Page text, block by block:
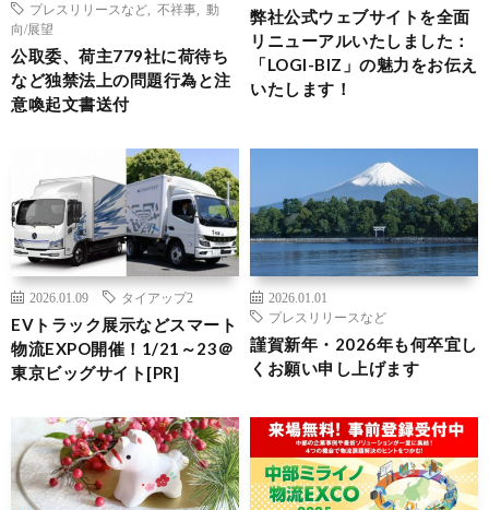
プレスリリースなど
不祥事
動
向/展望
公取委、荷主779社に荷待ち
など独禁法上の問題行為と注
意喚起文書送付
弊社公式ウェブサイトを全面
リニューアルいたしました：
「LOGI-BIZ」の魅力をお伝え
いたします！
2026.01.09 タイアップ2
EVトラック展示などスマート
物流EXPO開催！1/21～23＠
東京ビッグサイト[PR]
2026.01.01
プレスリリースなど
謹賀新年・2026年も何卒宜し
くお願い申し上げます